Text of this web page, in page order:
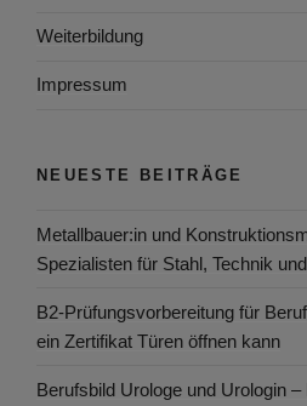
Weiterbildung
Impressum
NEUESTE BEITRÄGE
Metallbauer:in und
Spezialisten für Stahl, Technik
B2-Prüfungsvorbereitung für
ein Zertifikat Türen öffnen kann
Berufsbild Urologe und Urologin